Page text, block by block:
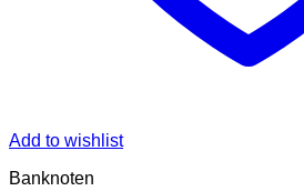
Add to wishlist
Banknoten